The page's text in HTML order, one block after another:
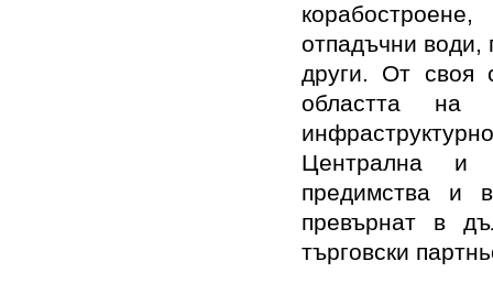
отпадъчни води,
други. От своя
областта на
Централна и
предимства и
превърнат в
търговски